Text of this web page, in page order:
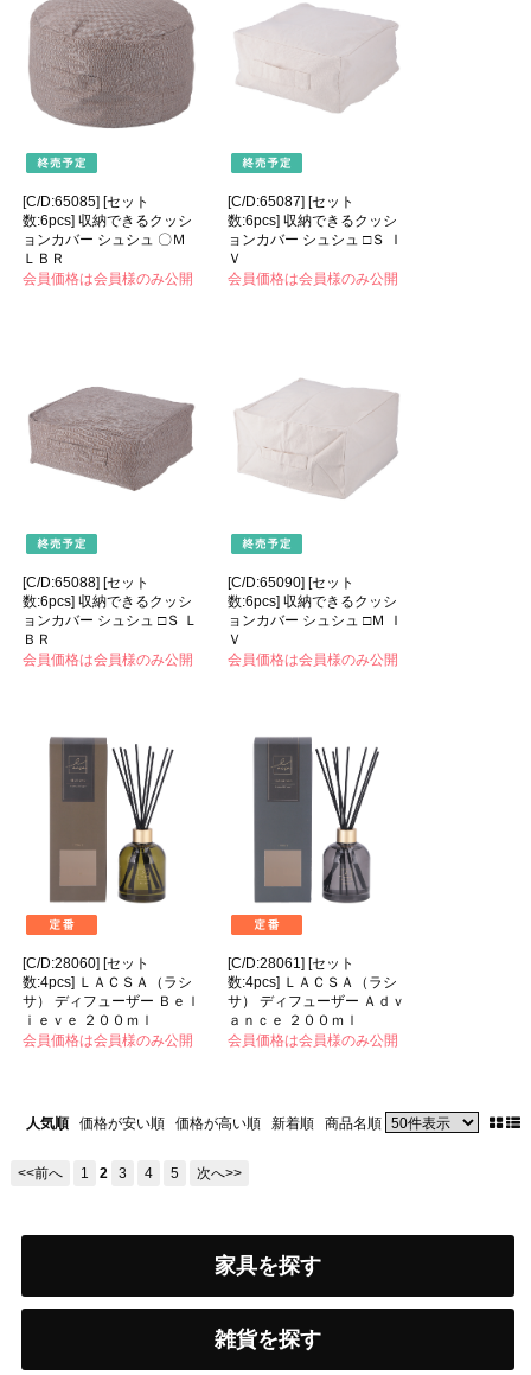
[C/D:65085] [セット
数:6pcs] 収納できるクッシ
ョンカバー シュシュ 〇Ｍ
ＬＢＲ
会員価格は会員様のみ公開
[C/D:65087] [セット
数:6pcs] 収納できるクッシ
ョンカバー シュシュ □Ｓ Ｉ
Ｖ
会員価格は会員様のみ公開
[C/D:65088] [セット
数:6pcs] 収納できるクッシ
ョンカバー シュシュ □Ｓ Ｌ
ＢＲ
会員価格は会員様のみ公開
[C/D:65090] [セット
数:6pcs] 収納できるクッシ
ョンカバー シュシュ □Ｍ Ｉ
Ｖ
会員価格は会員様のみ公開
[C/D:28060] [セット
数:4pcs] ＬＡＣＳＡ（ラシ
サ） ディフューザー Ｂｅｌ
ｉｅｖｅ ２００ｍｌ
会員価格は会員様のみ公開
[C/D:28061] [セット
数:4pcs] ＬＡＣＳＡ（ラシ
サ） ディフューザー Ａｄｖ
ａｎｃｅ ２００ｍｌ
会員価格は会員様のみ公開
人気順 価格が安い順 価格が高い順 新着順 商品名順
<<前へ 1 2 3 4 5 次へ>>
家具を探す
雑貨を探す